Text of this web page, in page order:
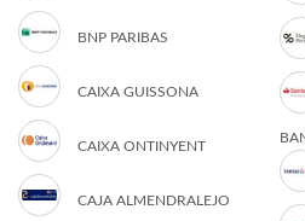
BNP PARIBAS
CAIXA GUISSONA
CAIXA ONTINYENT
CAJA ALMENDRALEJO